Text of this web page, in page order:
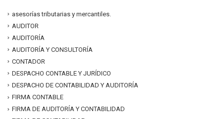
asesorías tributarias y mercantiles.
AUDITOR
AUDITORÍA
AUDITORÍA Y CONSULTORÍA
CONTADOR
DESPACHO CONTABLE Y JURÍDICO
DESPACHO DE CONTABILIDAD Y AUDITORÍA
FIRMA CONTABLE
FIRMA DE AUDITORÍA Y CONTABILIDAD